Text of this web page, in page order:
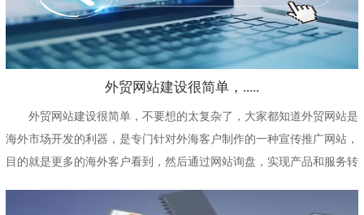
外贸网站建设很简单，.....
外贸网站建设很简单，不要想的太复杂了，大家都知道外贸网站是
海外市场开发的利器，是专门针对外海客户制作的一种宣传推广网站，
目的就是更多的海外客户看到，然后通过网站询盘，实现产品和服务转